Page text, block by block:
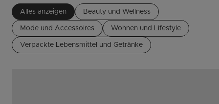
Alles anzeigen Beauty und Wellness
Mode und Accessoires Wohnen und Lifestyle
Verpackte Lebensmittel und Getränke